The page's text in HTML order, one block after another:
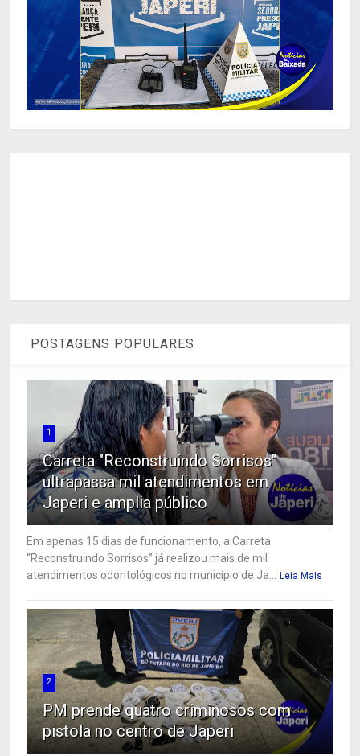
POSTAGENS POPULARES
1
Carreta "Reconstruindo Sorrisos"
ultrapassa mil atendimentos em
Japeri e amplia público
Em apenas 15 dias de funcionamento, a Carreta
“Reconstruindo Sorrisos” já realizou mais de mil
atendimentos odontológicos no município de Ja...
Leia Mais
2
PM prende quatro criminosos com
pistola no centro de Japeri